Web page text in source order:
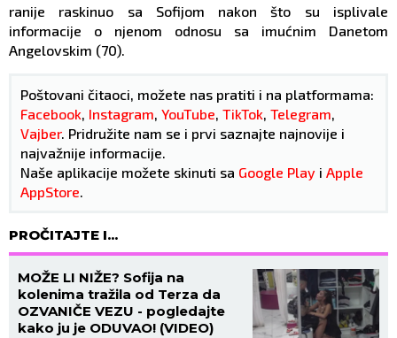
ranije raskinuo sa Sofijom nakon što su isplivale
informacije o njenom odnosu sa imućnim Danetom
Angelovskim (70).
Poštovani čitaoci, možete nas pratiti i na platformama:
Facebook, Instagram, YouTube, TikTok, Telegram,
Vajber. Pridružite nam se i prvi saznajte najnovije i
najvažnije informacije.
Naše aplikacije možete skinuti sa Google Play i Apple
AppStore.
PROČITAJTE I...
MOŽE LI NIŽE? Sofija na
kolenima tražila od Terza da
OZVANIČE VEZU - pogledajte
kako ju je ODUVAO! (VIDEO)